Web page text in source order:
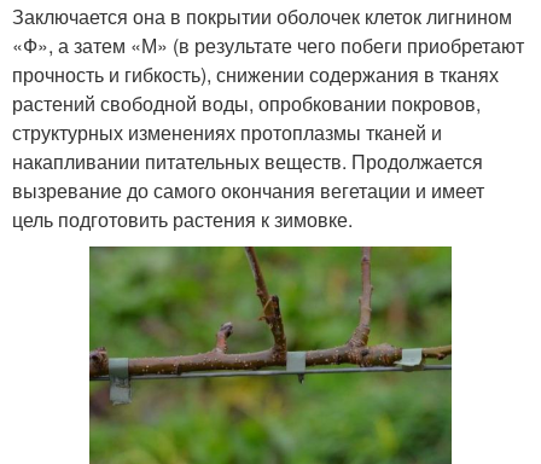
Заключается она в покрытии оболочек клеток лигнином
«Ф», а затем «М» (в результате чего побеги приобретают
прочность и гибкость), снижении содержания в тканях
растений свободной воды, опробковании покровов,
структурных изменениях протоплазмы тканей и
накапливании питательных веществ. Продолжается
вызревание до самого окончания вегетации и имеет
цель подготовить растения к зимовке.